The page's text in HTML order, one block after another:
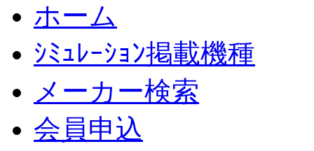
ホーム
ｼﾐｭﾚｰｼｮﾝ掲載機種
メーカー検索
会員申込